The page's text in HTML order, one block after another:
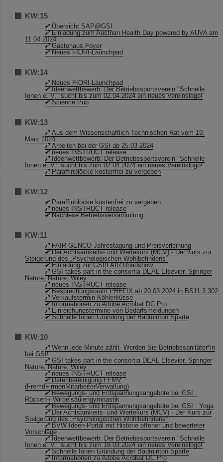
KW:15
Übersicht SAP@GSI
Einladung zum Austrian Health Day powered by AUVA am
11.04.2024
Gästehaus Foyer
Neues FIORI-Launchpad
KW:14
Neues FIORI-Launchpad
Ideenwettbewerb: Der Betriebssportsverein "Schnelle
Ionen e. V." sucht bis zum 02.04.2024 ein neues Vereinslogo!
Science Pub
KW:13
Aus dem Wissenschaftlich-Technischen Rat vom 19.
März 2024
Arbeiten bei der GSI ab 25.03.2024
neues INSTRUCT release
Ideenwettbewerb: Der Betriebssportsverein "Schnelle
Ionen e. V." sucht bis zum 02.04.2024 ein neues Vereinslogo!
Paraffinblöcke kostenfrei zu vergeben
KW:12
Paraffinblöcke kostenfrei zu vergeben
neues INSTRUCT release
Nachlese Betriebsversammlung
KW:11
FAIR-GENCO-Jahrestagung und Preisverleihung
Der Achtsamkeits- und Wertekurs (MCV) - Der Kurs zur
Steigerung des „Psychologischen Wohlbefindens“
Einladung zur GSI/FAIR Roadshow
GSI takes part in the consortia DEAL Elsevier, Springer
Nature, Nature, Wiley
neues INSTRUCT release
Besprechungsraum PHELIX ab 20.03.2024 in BS11.3.302
Verkaufstermin Köhlerküsse
Informationen zu Adobe Acrobat DC Pro
Einreichungstermine von Bedarfsmeldungen
Schnelle Ionen Gründung der Badminton Sparte
KW:10
Wenn jede Minute zählt- Werden Sie Betriebssanitäter*in
bei GSI!
GSI takes part in the consortia DEAL Elsevier, Springer
Nature, Nature, Wiley
neues INSTRUCT release
Datenbereinigung FFMV
(FremdFirmenMitarbeiterVerwaltung)
Bewegungs- und Entspannungsangebote bei GSI :
Rücken-/ Wirbelsäulengymnastik
Bewegungs- und Entspannungsangebote bei GSI : Yoga
Der Achtsamkeits- und Wertekurs (MCV) - Der Kurs zur
Steigerung des „Psychologischen Wohlbefindens“
BVW Ideen-Portal mit Historie offener und bewerteter
Vorschläge
Ideenwettbewerb: Der Betriebssportsverein "Schnelle
Ionen e. V." sucht bis zum 18.03.2024 ein neues Vereinslogo!
Schnelle Ionen Gründung der Badminton Sparte
Informationen zu Adobe Acrobat DC Pro